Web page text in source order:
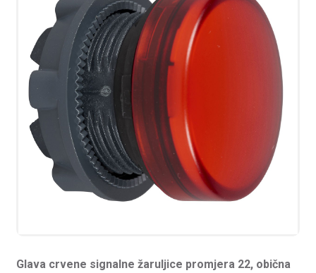
Glava crvene signalne žaruljice promjera 22, obična